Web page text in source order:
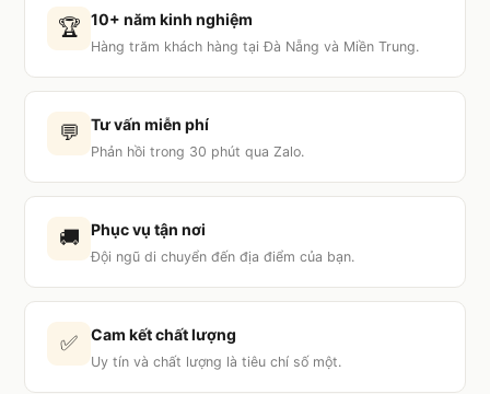
🏆 10+ năm kinh nghiệm
Hàng trăm khách hàng tại Đà Nẵng và Miền Trung.
💬 Tư vấn miễn phí
Phản hồi trong 30 phút qua Zalo.
🚚 Phục vụ tận nơi
Đội ngũ di chuyển đến địa điểm của bạn.
✅ Cam kết chất lượng
Uy tín và chất lượng là tiêu chí số một.